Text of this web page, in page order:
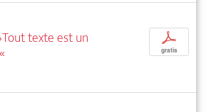
texte est un
p
gratis